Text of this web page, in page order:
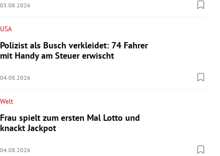
05.08.2026
USA
Polizist als Busch verkleidet: 74 Fahrer
mit Handy am Steuer erwischt
04.08.2026
Welt
Frau spielt zum ersten Mal Lotto und
knackt Jackpot
04.08.2026